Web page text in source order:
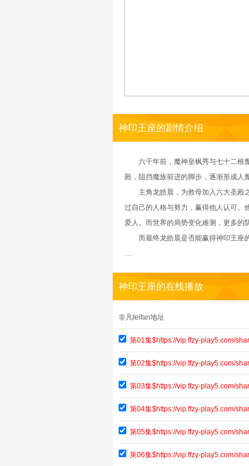
神印王座的剧情介绍
六千年前，魔神皇枫秀与七十二根魔
殿，阻挡魔族前进的脚步，逐渐形成人
主角龙皓晨，为救母加入六大圣殿之
过自己的人格与努力，赢得他人认可。
爱人。而世界的局势变化难测，更多的
而最终龙皓晨是否能赢得神印王座的
…
神印王座的在线播放
非凡feifan地址
第01集$https://vip.ffzy-play5.com/
第02集$https://vip.ffzy-play5.com/
第03集$https://vip.ffzy-play5.com/
第04集$https://vip.ffzy-play5.com/
第05集$https://vip.ffzy-play5.com/
第06集$https://vip.ffzy-play5.com/